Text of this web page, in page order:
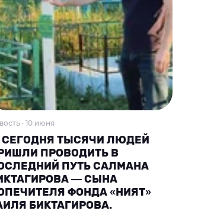
· 10 июня
СЕГОДНЯ ТЫСЯЧИ ЛЮДЕЙ
ПРОВОДИТЬ В
ПУТЬ САЛМАНА
— СЫНА
ФОНДА «НИЯТ»
БИКТАГИРОВА.